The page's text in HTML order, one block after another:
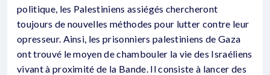
politique, les Palestiniens assiégés chercheront
toujours de nouvelles méthodes pour lutter contre leur
opresseur. Ainsi, les prisonniers palestiniens de Gaza
ont trouvé le moyen de chambouler la vie des Israéliens
vivant à proximité de la Bande. Il consiste à lancer des